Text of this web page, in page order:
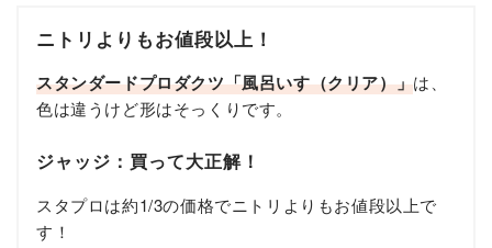
ニトリよりもお値段以上！
スタンダードプロダクツ「風呂いす（クリア）」は、
色は違うけど形はそっくりです。
ジャッジ：買って大正解！
スタプロは約1/3の価格でニトリよりもお値段以上で
す！